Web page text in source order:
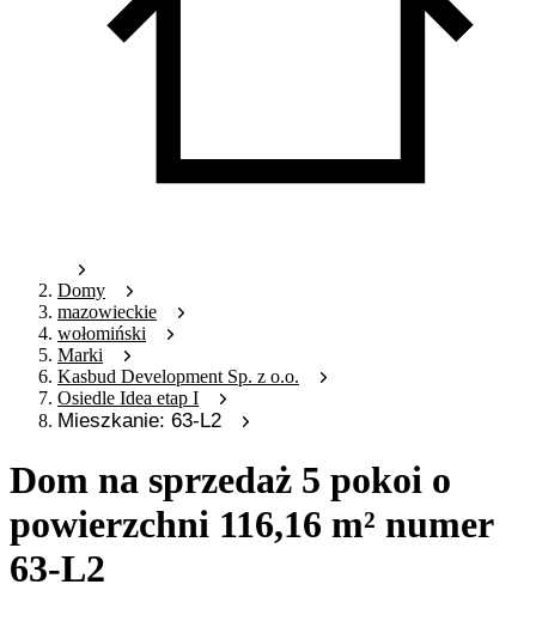
Domy
mazowieckie
wołomiński
Marki
Kasbud Development Sp. z o.o.
Osiedle Idea etap I
Mieszkanie: 63-L2
Dom na sprzedaż 5 pokoi o
powierzchni 116,16 m² numer
63-L2